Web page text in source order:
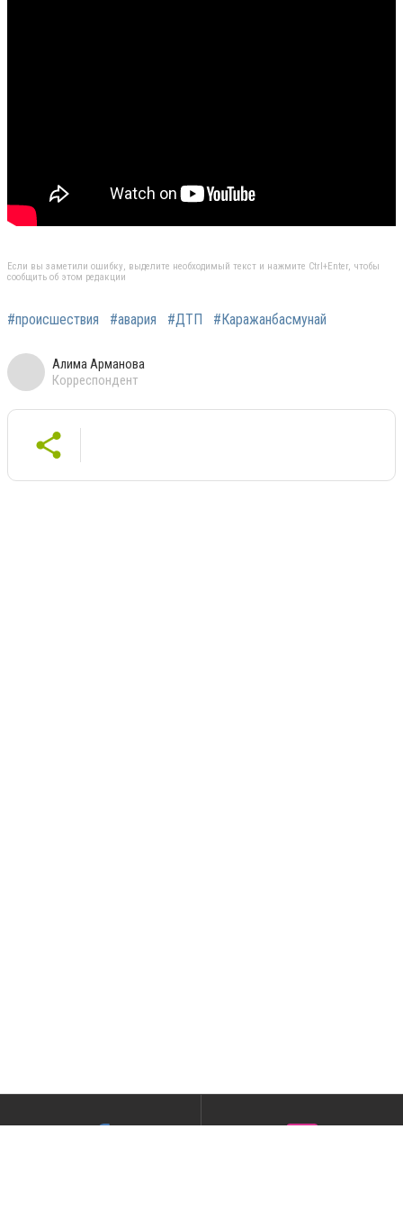
Если вы заметили ошибку, выделите необходимый текст и нажмите Ctrl+Enter, чтобы
сообщить об этом редакции
#происшествия #авария #ДТП #Каражанбасмунай
Алима Арманова
Корреспондент